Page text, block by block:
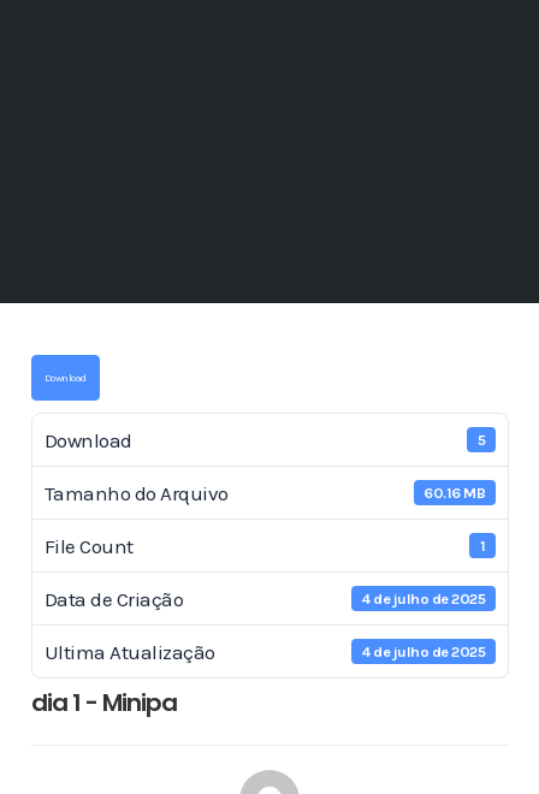
Download
Download 5
Tamanho do Arquivo 60.16 MB
File Count 1
Data de Criação 4 de julho de 2025
Ultima Atualização 4 de julho de 2025
dia 1 - Minipa